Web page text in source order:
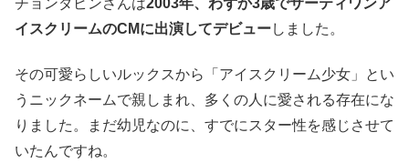
イスクリームのCMに出演してデビューしました。
その可愛らしいルックスから「アイスクリーム少女」とい
うニックネームで親しまれ、多くの人に愛される存在にな
りました。まだ幼児なのに、すでにスター性を感じさせて
いたんですね。